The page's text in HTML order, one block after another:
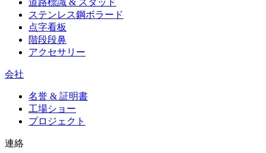
ステンレス鋼ボラード
点字看板
階段段鼻
アクセサリー
会社
名誉 & 証明書
工場ショー
プロジェクト
連絡